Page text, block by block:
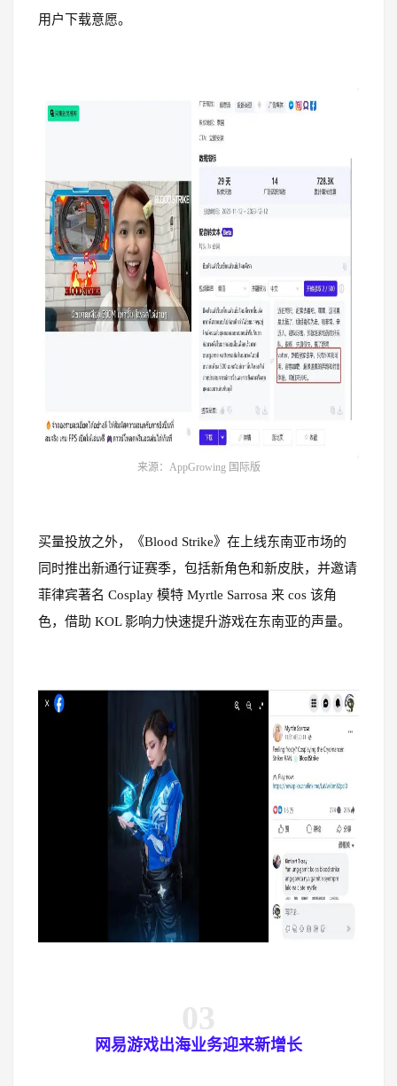
用户下载意愿。
来源：AppGrowing 国际版
买量投放之外，《Blood Strike》在上线东南亚市场的
同时推出新通行证赛季，包括新角色和新皮肤，并邀请
菲律宾著名 Cosplay 模特 Myrtle Sarrosa 来 cos 该角
色，借助 KOL 影响力快速提升游戏在东南亚的声量。
网易游戏出海业务迎来新增长